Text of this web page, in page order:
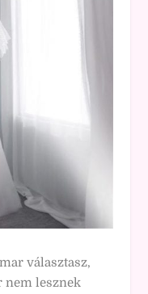
választasz,
nem lesznek